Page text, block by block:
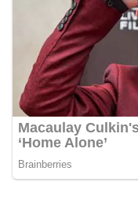
keamanan
(Kamtibmas)
Melalui
awal terkait
maupun hal-
kondusivitas
perayaan
diwarnai
keramaian
diharapkan
diantisipasi